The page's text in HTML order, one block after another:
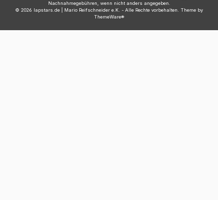
Nachnahmegebühren, wenn nicht anders angegeben.
© 2026 lapstars.de | Mario Reifschneider e.K. - Alle Rechte vorbehalten. Theme by
ThemeWare®